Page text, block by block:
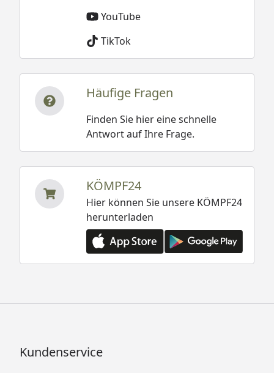
YouTube
TikTok
Häufige Fragen
Finden Sie hier eine schnelle
Antwort auf Ihre Frage.
KÖMPF24
Hier können Sie unsere KÖMPF24
herunterladen
Kundenservice